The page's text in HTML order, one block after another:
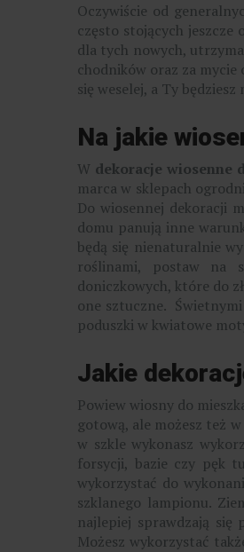
Oczywiście od
często stojących jeszcze
dla tych nowych,
chodników oraz za mycie
się weselej, a Ty
Na jakie
W dekoracje wiosenne
marca w sklepach
Do wiosennej dekoracji
domu panują inne
będą się nienaturalnie
roślinami, postaw na
doniczkowych, które do
one sztuczne.
poduszki w kwiatowe
Jakie
Powiew wiosny do
gotową, ale możesz też
w szkle wykonasz
forsycji, bazie czy pęk
wykorzystać do
szklanego lampionu.
najlepiej sprawdzają się
Możesz wykorzystać